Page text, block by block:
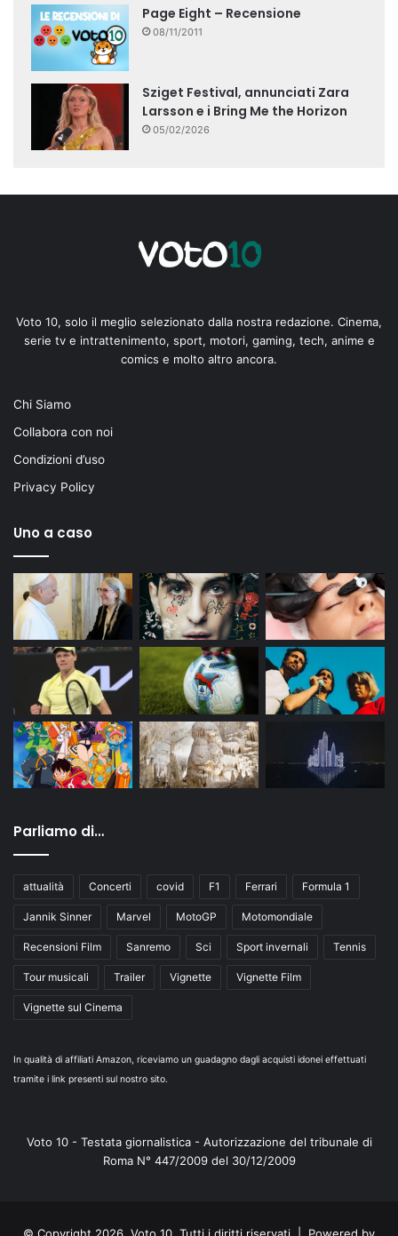
Page Eight – Recensione
08/11/2011
Sziget Festival, annunciati Zara
Larsson e i Bring Me the Horizon
05/02/2026
Voto 10, solo il meglio selezionato dalla nostra redazione. Cinema,
serie tv e intrattenimento, sport, motori, gaming, tech, anime e
comics e molto altro ancora.
Chi Siamo
Collabora con noi
Condizioni d’uso
Privacy Policy
Uno a caso
Parliamo di…
attualità Concerti covid F1 Ferrari Formula 1
Jannik Sinner Marvel MotoGP Motomondiale
Recensioni Film Sanremo Sci Sport invernali Tennis
Tour musicali Trailer Vignette Vignette Film
Vignette sul Cinema
In qualità di affiliati Amazon, riceviamo un guadagno dagli acquisti idonei effettuati
tramite i link presenti sul nostro sito.
Voto 10 - Testata giornalistica - Autorizzazione del tribunale di
Roma N° 447/2009 del 30/12/2009